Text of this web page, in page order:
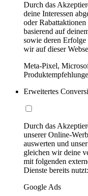
Durch das
deine Interessen
oder
basierend auf
sowie deren
wir auf dieser
Meta-Pixel,
Erweitertes
Durch das
unserer Online-
auswerten und
gleichen wir deine
mit folgenden
Dienste bereits nutzt:
Google Ads